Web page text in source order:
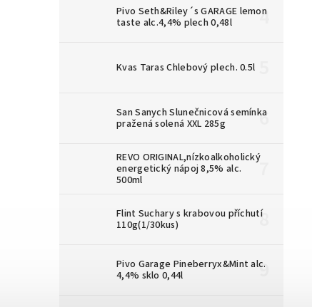
Pivo Seth&Riley´s GARAGE lemon
taste alc.4,4% plech 0,48l
Kvas Taras Chlebový plech. 0.5l
San Sanych Slunečnicová semínka
pražená solená XXL 285g
REVO ORIGINAL,nízkoalkoholický
energetický nápoj 8,5% alc.
500ml
Flint Suchary s krabovou příchutí
110g(1/30kus)
Pivo Garage Pineberryx&Mint alc.
4,4% sklo 0,44l